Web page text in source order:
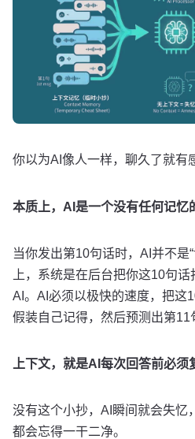
你以为AI像人一样，聊久了就有
本质上，AI是一个没有任何记忆
当你发出第10句话时，AI并不是
上，系统是在后台把你这10句
AI。AI必须以极快的速度，把这
假装自己记得，然后预测出第11
上下文，就是AI每次回答前必须
没有这个小抄，AI瞬间就会失忆
都会忘得一干二净。